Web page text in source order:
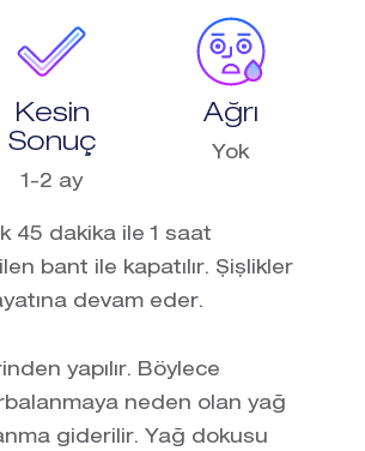
Kesin
Sonuç
1-2 ay
Ağrı
Yok
45 dakika ile 1 saat
bant ile kapatılır. Şişlikler
devam eder.
yapılır. Böylece
neden olan yağ
giderilir. Yağ dokusu